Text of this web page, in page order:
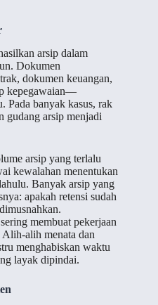
arsip dalam
Dokumen
dokumen keuangan,
kepegawaian—
Pada banyak kasus, rak
gudang arsip menjadi
arsip yang terlalu
kewalahan menentukan
Banyak arsip yang
apakah retensi sudah
membuat pekerjaan
alih menata dan
menghabiskan waktu
layak dipindai.